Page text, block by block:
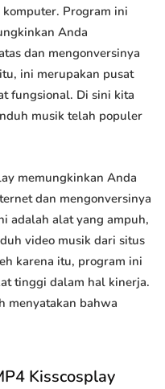
Program ini
Anda
dan mengonversinya
ini merupakan pusat
fungsional. Di sini kita
musik telah populer
memungkinkan Anda
dan mengonversinya
adalah alat yang ampuh,
video musik dari situs
karena itu, program ini
tinggi dalam hal kinerja.
menyatakan bahwa
Kisscosplay